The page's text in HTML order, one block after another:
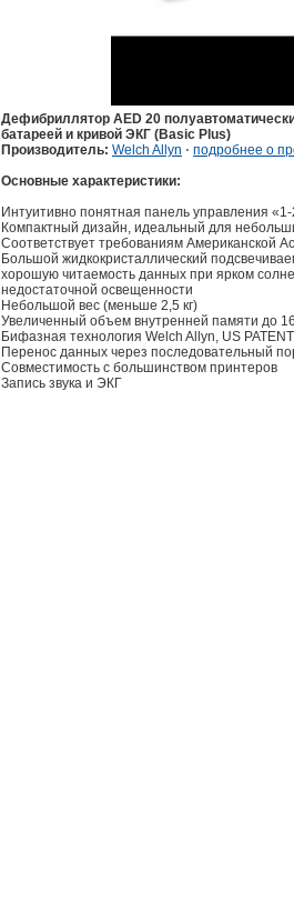
Дефибриллятор AED 20
батареей и кривой ЭКГ (Basic Plus)
Производитель: Welch Allyn ⋅ подробнее о
Основные характеристики:
Интуитивно понятная панель управления
Компактный дизайн, идеальный для
Соответствует требованиям Американской
Большой жидкокристаллический
хорошую читаемость данных при ярком
недостаточной освещенности
Небольшой вес (меньше 2,5 кг)
Увеличенный объем внутренней памяти до
Бифазная технология Welch Allyn, US
Перенос данных через последовательный
Совместимость с большинством принтеров
Запись звука и ЭКГ